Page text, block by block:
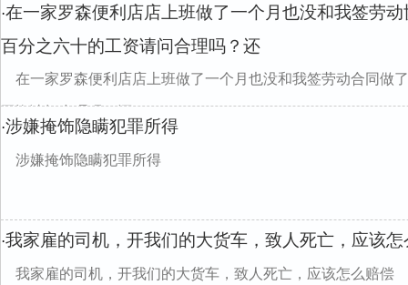
·在一家罗森便利店店上班做了一个月也没和我签劳
百分之六十的工资请问合理吗？还
在一家罗森便利店店上班做了一个月也没和我签劳动合同做
工资请问合理吗？还
·涉嫌掩饰隐瞒犯罪所得
涉嫌掩饰隐瞒犯罪所得
·我家雇的司机，开我们的大货车，致人死亡，应该怎
我家雇的司机，开我们的大货车，致人死亡，应该怎么赔偿